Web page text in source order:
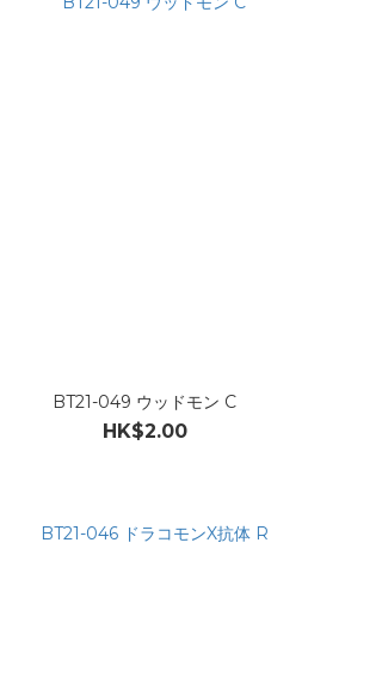
BT21-049 ウッドモン C
HK$2.00